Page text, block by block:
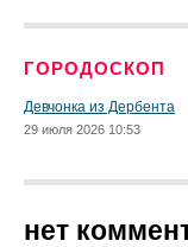
ГОРОДОСКОП
Девчонка из Дербента
29 июля 2026 10:53
нет